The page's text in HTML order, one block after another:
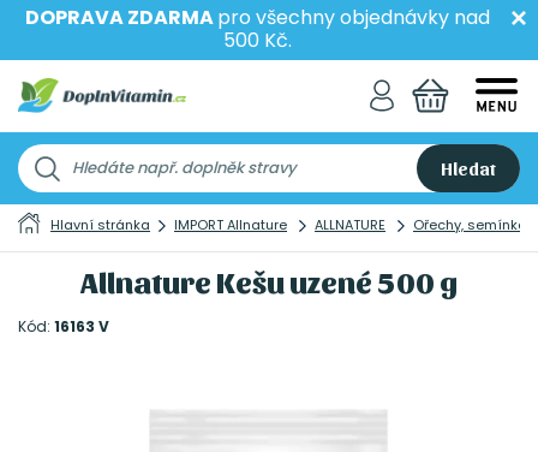
DOPRAVA ZDARMApro všechny objednávky nad
500 Kč.
Hledat
Hlavní stránka IMPORT Allnature ALLNATURE Ořechy, semínka
Allnature Kešu uzené 500 g
Kód: 16163 V